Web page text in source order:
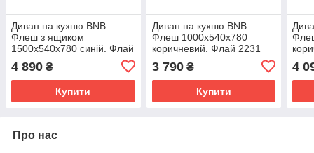
Диван на кухню BNB
Флеш з ящиком
1500x540x780 синій. Флай
4 890 ₴
Купити
Диван на кухню BNB
Флеш 1000x540x780
коричневий. Флай 2231
3 790₴
Купити
4
Про нас